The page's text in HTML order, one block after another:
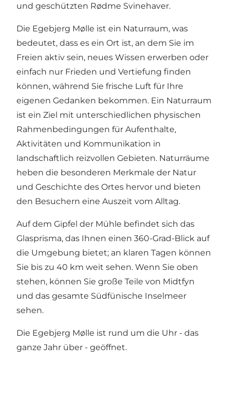
und geschützten Rødme Svinehaver.
Die Egebjerg Mølle ist ein Naturraum, was
bedeutet, dass es ein Ort ist, an dem Sie im
Freien aktiv sein, neues Wissen erwerben oder
einfach nur Frieden und Vertiefung finden
können, während Sie frische Luft für Ihre
eigenen Gedanken bekommen. Ein Naturraum
ist ein Ziel mit unterschiedlichen physischen
Rahmenbedingungen für Aufenthalte,
Aktivitäten und Kommunikation in
landschaftlich reizvollen Gebieten. Naturräume
heben die besonderen Merkmale der Natur
und Geschichte des Ortes hervor und bieten
den Besuchern eine Auszeit vom Alltag.
Auf dem Gipfel der Mühle befindet sich das
Glasprisma, das Ihnen einen 360-Grad-Blick auf
die Umgebung bietet; an klaren Tagen können
Sie bis zu 40 km weit sehen. Wenn Sie oben
stehen, können Sie große Teile von Midtfyn
und das gesamte Südfünische Inselmeer
sehen.
Die Egebjerg Mølle ist rund um die Uhr - das
ganze Jahr über - geöffnet.